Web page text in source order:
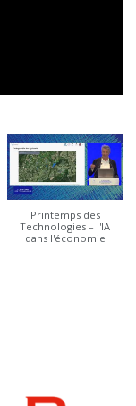
Printemps des
Technologies – l'IA
dans l'économie